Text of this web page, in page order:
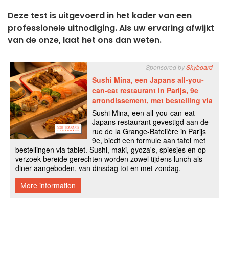
Deze test is uitgevoerd in het kader van een
professionele uitnodiging. Als uw ervaring afwijkt
van de onze, laat het ons dan weten.